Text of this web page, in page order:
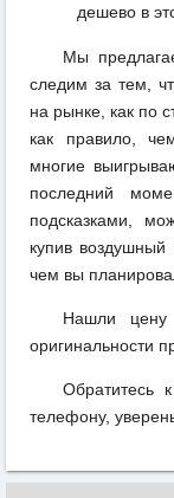
дешево в
Мы
следим за тем,
на рынке, как по
как правило,
многие
последний
подсказками,
купив
чем вы
Нашли цену
оригинальности
Обратитесь
телефону,